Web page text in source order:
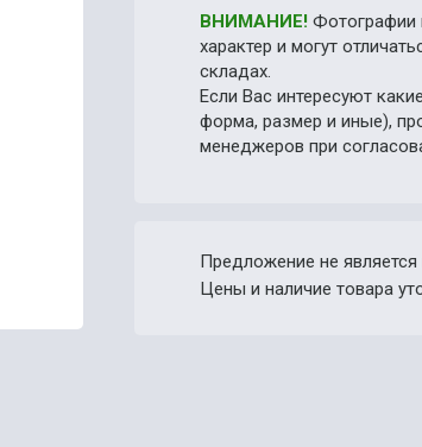
ВНИМАНИЕ!Фотографии
характер и могут
складах.
Если Вас интересуют
форма, размер и иные),
менеджеров при
Предложение не
Цены и наличие товара